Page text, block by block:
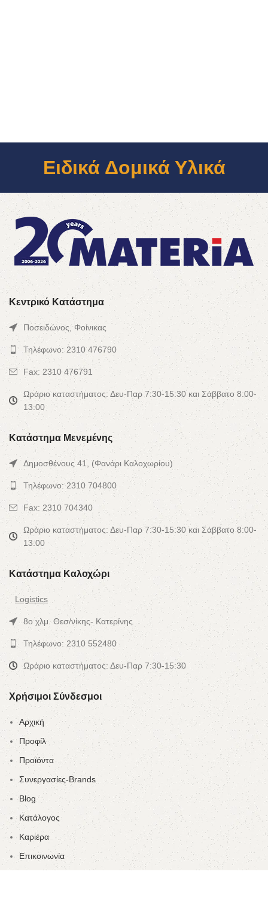
Ειδικά Δομικά Υλικά
Κεντρικό Κατάστημα
Ποσειδώνος, Φοίνικας
Τηλέφωνο: 2310 476790
Fax: 2310 476791
Ωράριο καταστήματος: Δευ-Παρ 7:30-15:30 και Σάββατο 8:00-
13:00
Κατάστημα Μενεμένης
Δημοσθένους 41, (Φανάρι Καλοχωρίου)
Τηλέφωνο: 2310 704800
Fax: 2310 704340
Ωράριο καταστήματος: Δευ-Παρ 7:30-15:30 και Σάββατο 8:00-
13:00
Κατάστημα Καλοχώρι
Logistics
8ο χλμ. Θεσ/νίκης- Κατερίνης
Τηλέφωνο: 2310 552480
Ωράριο καταστήματος: Δευ-Παρ 7:30-15:30
Χρήσιμοι Σύνδεσμοι
Αρχική
Προφίλ
Προϊόντα
Συνεργασίες-Brands
Blog
Κατάλογος
Καριέρα
Επικοινωνία